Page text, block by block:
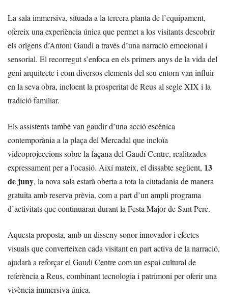
La sala immersiva, situada a la tercera planta de l’equipament,
ofereix una experiència única que permet a los visitants descobrir
els orígens d’Antoni Gaudí a través d’una narració emocional i
sensorial. El recorregut s’enfoca en els primers anys de la vida del
geni arquitecte i com diversos elements del seu entorn van influir
en la seva obra, incloent la prosperitat de Reus al segle XIX i la
tradició familiar.
Els assistents també van gaudir d’una acció escènica
contemporània a la plaça del Mercadal que incloïa
videoprojeccions sobre la façana del Gaudí Centre, realitzades
expressament per a l’ocasió. Així mateix, el dissabte següent, 13
de juny, la nova sala estarà oberta a tota la ciutadania de manera
gratuïta amb reserva prèvia, com a part d’un ampli programa
d’activitats que continuaran durant la Festa Major de Sant Pere.
Aquesta proposta, amb un disseny sonor innovador i efectes
visuals que converteixen cada visitant en part activa de la narració,
ajudarà a reforçar el Gaudí Centre com un espai cultural de
referència a Reus, combinant tecnologia i patrimoni per oferir una
vivència immersiva única.